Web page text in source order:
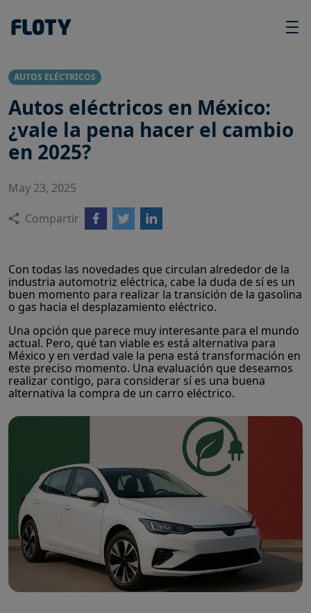
AUTOS ELÉCTRICOS
Autos eléctricos en México:
¿vale la pena hacer el cambio
en 2025?
May 23, 2025
Compartir
Con todas las novedades que circulan alrededor de la
industria automotriz eléctrica, cabe la duda de sí es un
buen momento para realizar la transición de la gasolina
o gas hacia el desplazamiento eléctrico.
Una opción que parece muy interesante para el mundo
actual. Pero, qué tan viable es está alternativa para
México y en verdad vale la pena está transformación en
este preciso momento. Una evaluación que deseamos
realizar contigo, para considerar sí es una buena
alternativa la compra de un carro eléctrico.